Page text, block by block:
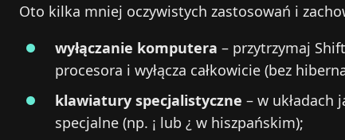
Oto kilka mniej oczywistych zastosowań i
wyłączanie komputera – przytrzymaj
procesora i wyłącza całkowicie (bez
klawiatury specjalistyczne – w układach
specjalne (np. ¡ lub ¿ w hiszpańskim);